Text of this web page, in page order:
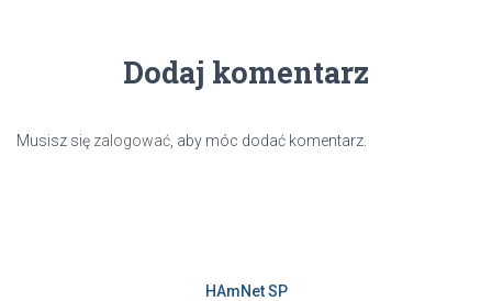
Dodaj komentarz
Musisz się zalogować , aby móc dodać komentarz.
HAmNet SP